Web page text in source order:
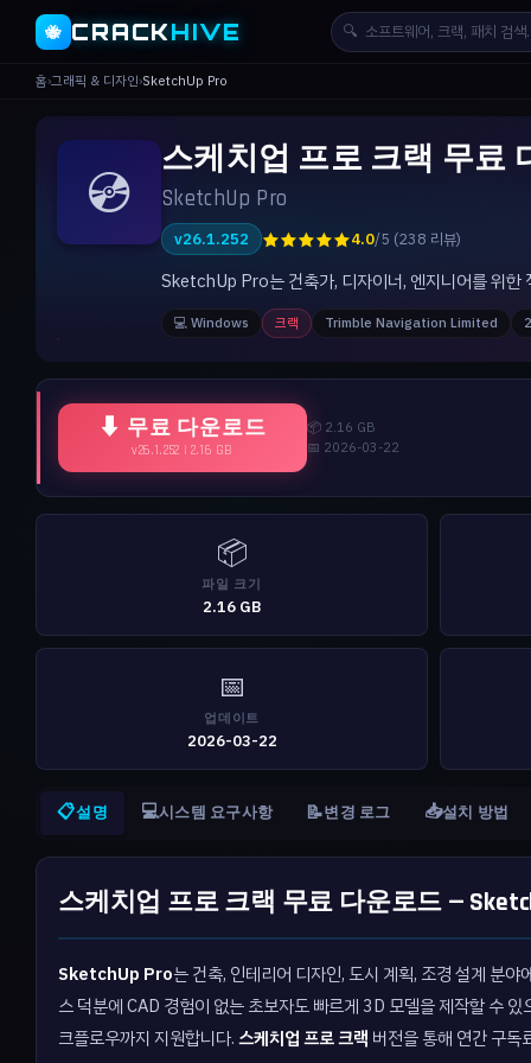
🐝 CRACKHIVE 🔍
홈›그래픽 & 디자인›SketchUp Pro
💿 스케치업 프로 크랙 무료
SketchUp Pro
v26.1.252 ★★★★★4.0/5 (238 리뷰)
SketchUp Pro는 건축가, 디자이너, 엔지니어를 위한
💻 Windows 크랙 Trimble Navigation Limited
⬇ 무료 다운로드
v26.1.252 | 2.16 GB
📦 2.16 GB
📅 2026-03-22
📦
파일 크기
2.16 GB
📅
업데이트
2026-03-22
📋설명 💻시스템 요구사항 📝변경 로그 📥설치 방법
스케치업 프로 크랙 무료 다운로드 —
SketchUp Pro는 건축, 인테리어 디자인, 도시 계획, 조경 설계 분
스 덕분에 CAD 경험이 없는 초보자도 빠르게 3D 모델을 제작할 수
크플로우까지 지원합니다.스케치업 프로 크랙 버전을 통해 연간 구독